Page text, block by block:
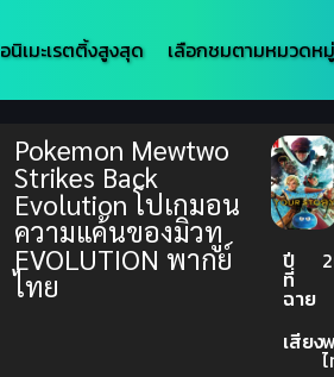
อนิเมะเรตติ้งสูงสุด เลือกชมตามหมวดหมู่
Pokemon Mewtwo
Strikes Back
Evolution โปเกมอน
ความแค้นของมิวทู
EVOLUTION พากย์
ไทย
ปี
ที่
ฉาย
เสียง